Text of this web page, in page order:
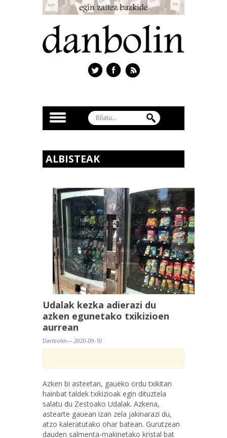
ALBISTEAK
Udalak kezka adierazi du
azken egunetako txikizioen
aurrean
Danbolin— 2020-09-10
Azken bi asteetan, gaueko ordu txikitan
hainbat taldek txikizioak egin dituztela
salatu du Zestoako Udalak. Azkena,
astearte gauean izan zela jakinarazi du,
atzo kaleratutako ohar batean. Gurutzean
dauden salmenta-makinetako kristal bat